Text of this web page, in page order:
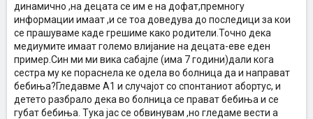
динамично ,на децата се им е на дофат,премногу
информации имаат ,и се тоа доведува до последици за кои
се прашуваме каде грешиме како родители.Точно дека
медиумите имаат големо влијание на децата-еве еден
пример.Син ми ми вика сабајле (има 7 години)дали кога
сестра му ке пораснела ке одела во болница да и направат
бебиња?Гледавме А1 и случајот со спонтаниот абортус, и
детето разбрало дека во болница се прават бебиња и се
губат бебиња. Тука јас се обвинувам ,но гледаме вести а